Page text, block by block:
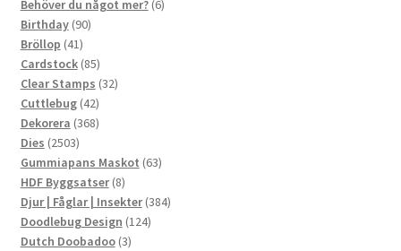
produkter
Behöver du något mer? 66
Birthday 9090
Bröllop 4141
produkter
Cardstock 8585
produkter
Clear Stamps 3232
Cuttlebug 4242
produkter
Dekorera 368368
Dies 25032503
produkter
Gummiapans Maskot 6363
HDF Byggsatser 88
produkter
Djur | Fåglar | Insekter 384384
Doodlebug Design 124124
Dutch Doobadoo 33